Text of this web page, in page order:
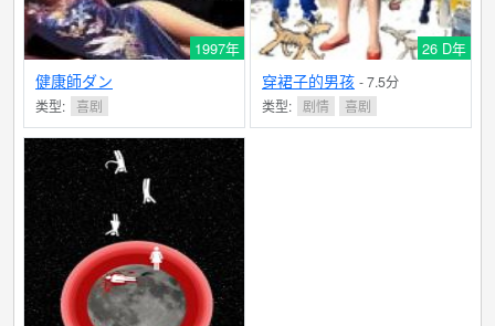
1997年
健康師ダン
类型: 喜剧
26 D年
穿裙子的男孩 - 7.5分
类型: 剧情 喜剧